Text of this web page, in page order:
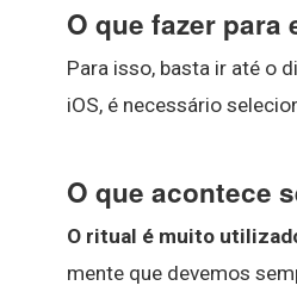
O que fazer para
Para isso, basta ir até o
iOS, é necessário
O que acontece
O ritual é muito
mente que devemos